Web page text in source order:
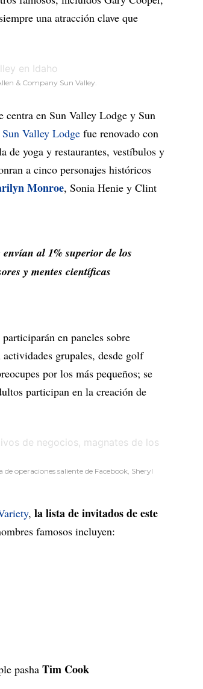
una atracción clave que
& Company Sun Valley.
centra en Sun Valley Lodge y Sun
Sun Valley Lodge fue renovado con
de yoga y restaurantes, vestíbulos y
a cinco personajes históricos
Monroe, Sonia Henie y Clint
al 1% superior de los
y mentes científicas
en paneles sobre
grupales, desde golf
por los más pequeños; se
participan en la creación de
operaciones saliente de Facebook, Sheryl
, la lista de invitados de este
famosos incluyen:
pasha Tim Cook